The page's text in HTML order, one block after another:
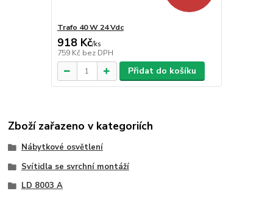
Trafo 40 W 24 Vdc
918 Kč/ks
759 Kč bez DPH
Přidat do košíku
Zboží zařazeno v kategoriích
Nábytkové osvětlení
Svítidla se svrchní montáží
LD 8003 A